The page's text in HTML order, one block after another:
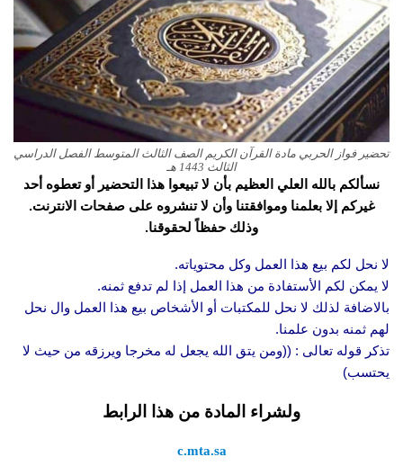
تحضير فواز الحربي مادة القرآن الكريم الصف الثالث المتوسط الفصل الدراسي
الثالث 1443 هـ
نسألكم بالله العلي العظيم بأن لا تبيعوا هذا التحضير أو تعطوه أحد
غيركم إلا بعلمنا وموافقتنا وأن لا تنشروه على صفحات الانترنت.
وذلك حفظاً لحقوقنا.
لا نحل لكم بيع هذا العمل وكل محتوياته.
لا يمكن لكم الأستفادة من هذا العمل إذا لم تدفع ثمنه.
بالاضافة لذلك لا نحل للمكتبات أو الأشخاص بيع هذا العمل وال نحل
لهم ثمنه بدون علمنا.
تذكر قوله تعالى : ((ومن يتق الله يجعل له مخرجا ويرزقه من حيث لا
يحتسب)
ولشراء المادة من هذا الرابط
c.mta.sa